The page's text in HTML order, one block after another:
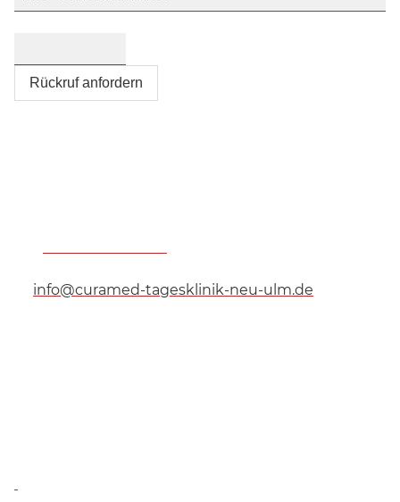
Rückruf anfordern
info@curamed-tagesklinik-neu-ulm.de